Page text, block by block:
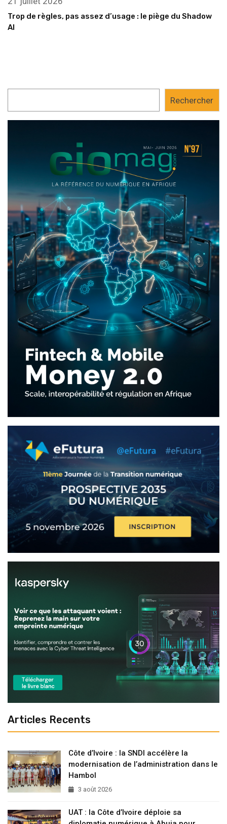
Trop de règles, pas assez d’usage : le piège du Shadow
AI
Rechercher
Articles Recents
Côte d’Ivoire : la SNDI accélère la
modernisation de l’administration dans le
Hambol
3 août 2026
UAT : la Côte d’Ivoire déploie sa